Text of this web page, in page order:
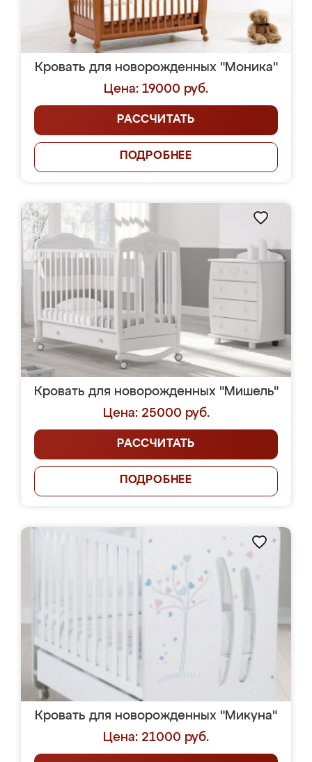
Кровать для новорожденных "Моника"
Цена: 19000 руб.
РАССЧИТАТЬ
ПОДРОБНЕЕ
Кровать для новорожденных "Мишель"
Цена: 25000 руб.
РАССЧИТАТЬ
ПОДРОБНЕЕ
Кровать для новорожденных "Микуна"
Цена: 21000 руб.